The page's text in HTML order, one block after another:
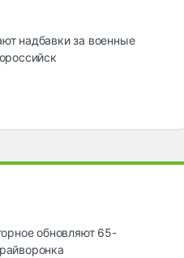
надбавки за военные
обновляют 65-